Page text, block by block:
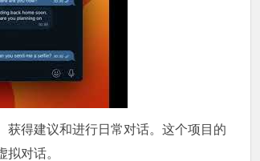
获得建议和进行日常对话。这个项目的
对话。